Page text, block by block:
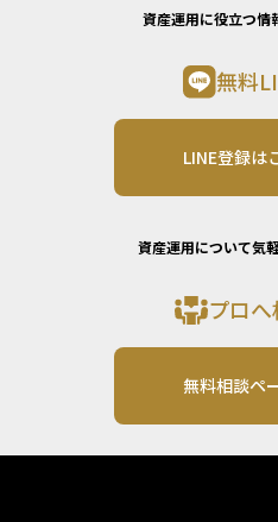
資産運用に役立つ情
無料
LINE登録は
資産運用について気
プロ
無料相談ペ